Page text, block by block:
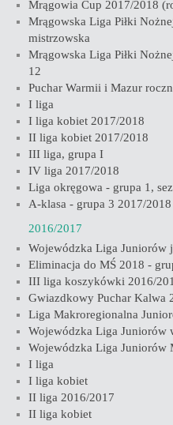
Mrągowia Cup 2017/2018
Mrągowska Liga Piłki
mistrzowska
Mrągowska Liga Piłki
12
Puchar Warmii i Mazur
I liga
I liga kobiet 2017/2018
II liga kobiet 2017/2018
III liga, grupa I
IV liga 2017/2018
Liga okręgowa - grupa 1,
A-klasa - grupa 3 2017/2018
2016/2017
Wojewódzka Liga Juniorów
Eliminacja do MŚ 2018 -
III liga koszykówki 2016/
Gwiazdkowy Puchar Kalwa
Liga Makroregionalna
Wojewódzka Liga Juniorów
Wojewódzka Liga Juniorów
I liga
I liga kobiet
II liga 2016/2017
II liga kobiet